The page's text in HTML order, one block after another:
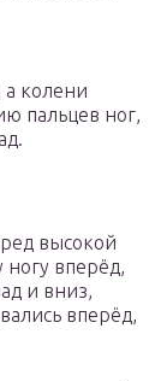
а колени
пальцев ног,
высокой
вперёд,
и вниз,
вперёд,